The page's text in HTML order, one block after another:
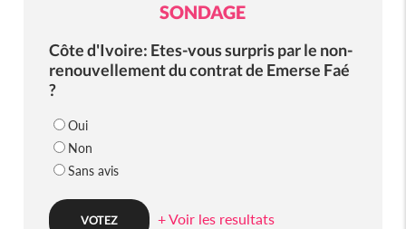
SONDAGE
Côte d'Ivoire: Etes-vous surpris par le non-
renouvellement du contrat de Emerse Faé
?
Oui
Non
Sans avis
+ Voir les resultats